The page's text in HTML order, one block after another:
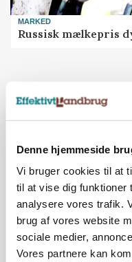
Denne hjemmeside
Vi bruger cookies til at
til at vise dig funktioner
analysere vores trafik.
brug af vores website
sociale medier,
Vores partnere kan
MARKED
Russisk mælkepris
POLITIK